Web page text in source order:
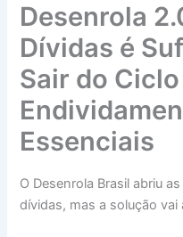
Desenrola
Dívidas é
Sair do
Essenciais
O Desenrola Brasil abriu
dívidas, mas a solução